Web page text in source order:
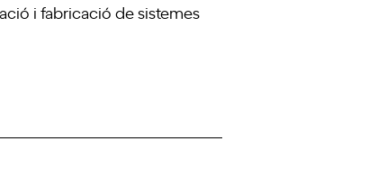
i fabricació de sistemes